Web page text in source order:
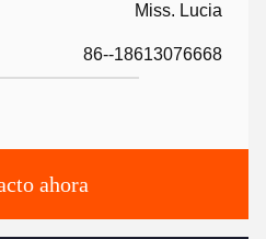
Miss. Lucia
86--18613076668
ahora